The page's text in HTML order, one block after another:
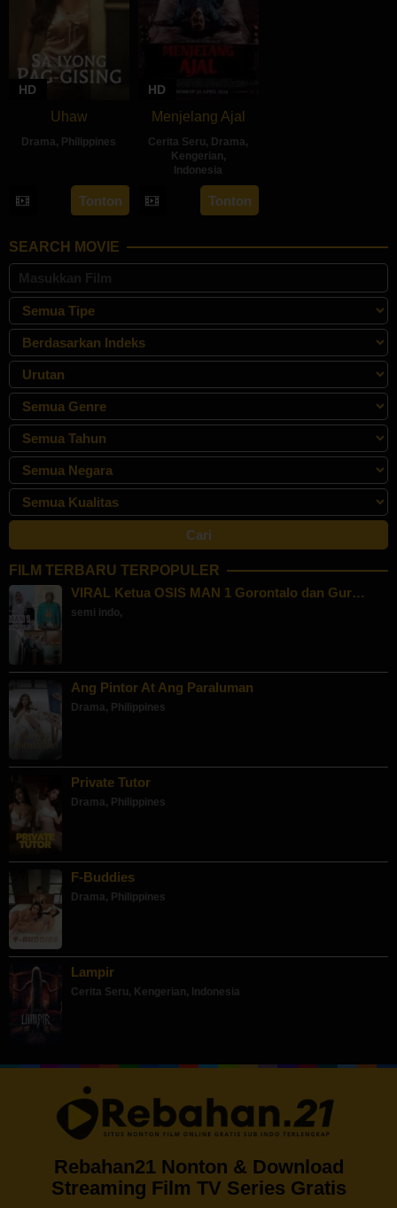
HD
Uhaw
Drama, Philippines
Aug
2024
Bonifacio
Tonton
HD
Menjelang Ajal
Cerita Seru, Drama,
Kengerian,
Indonesia
30
Apr
Hadrah
Daeng
Tonton
SEARCH MOVIE
FILM TERBARU TERPOPULER
VIRAL Ketua OSIS MAN 1 Gorontalo dan Gur…
semi indo,
Ang Pintor At Ang Paraluman
Drama, Philippines
Private Tutor
Drama, Philippines
F-Buddies
Drama, Philippines
Lampir
Cerita Seru, Kengerian, Indonesia
Rebahan21 Nonton & Download
Streaming Film TV Series Gratis